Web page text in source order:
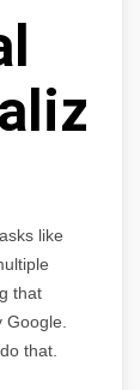
like
that
that.